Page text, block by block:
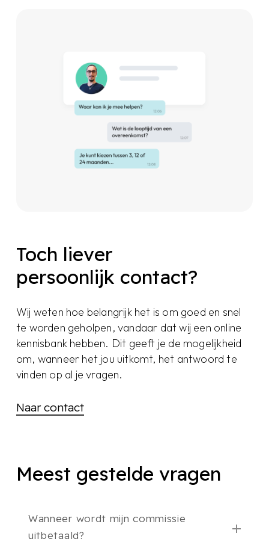
Toch liever
persoonlijk contact?
Wij weten hoe belangrijk het is om goed en snel
te worden geholpen, vandaar dat wij een online
kennisbank hebben. Dit geeft je de mogelijkheid
om, wanneer het jou uitkomt, het antwoord te
vinden op al je vragen.
Naar contact
Meest gestelde vragen
Wanneer wordt mijn commissie
uitbetaald?